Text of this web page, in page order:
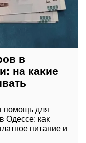
в
на какие
помощь для
Одессе: как
питание и